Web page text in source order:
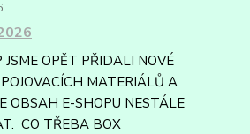
JSME OPĚT PŘIDALI NOVÉ
MATERIÁLŮ A
OBSAH E-SHOPU NESTÁLE
CO TŘEBA BOX